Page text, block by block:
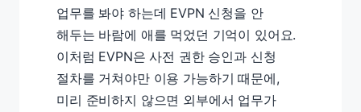
업무를 봐야 하는데 EVPN 신청을 안
해두는 바람에 애를 먹었던 기억이 있어요.
이처럼 EVPN은 사전 권한 승인과 신청
절차를 거쳐야만 이용 가능하기 때문에,
미리 준비하지 않으면 외부에서 업무가